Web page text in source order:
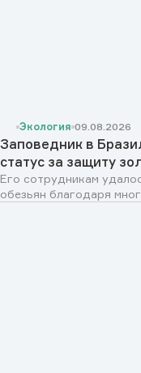
Экология 09.08.2026
Заповедник в
статус за защиту
Его сотрудникам
обезьян благодаря